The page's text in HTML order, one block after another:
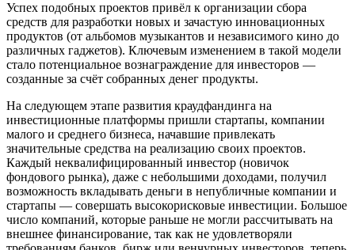
Успех подобных проектов привёл к организации сбора
средств для разработки новых и зачастую инновационных
продуктов (от альбомов музыкантов и независимого кино до
различных гаджетов). Ключевым изменением в такой модели
стало потенциальное вознаграждение для инвесторов —
созданные за счёт собранных денег продукты.
На следующем этапе развития краудфандинга на
инвестиционные платформы пришли стартапы, компании
малого и среднего бизнеса, начавшие привлекать
значительные средства на реализацию своих проектов.
Каждый неквалифицированный инвестор (новичок
фондового рынка), даже с небольшими доходами, получил
возможность вкладывать деньги в непубличные компании и
стартапы — совершать высокорисковые инвестиции. Большое
число компаний, которые раньше не могли рассчитывать на
внешнее финансирование, так как не удовлетворяли